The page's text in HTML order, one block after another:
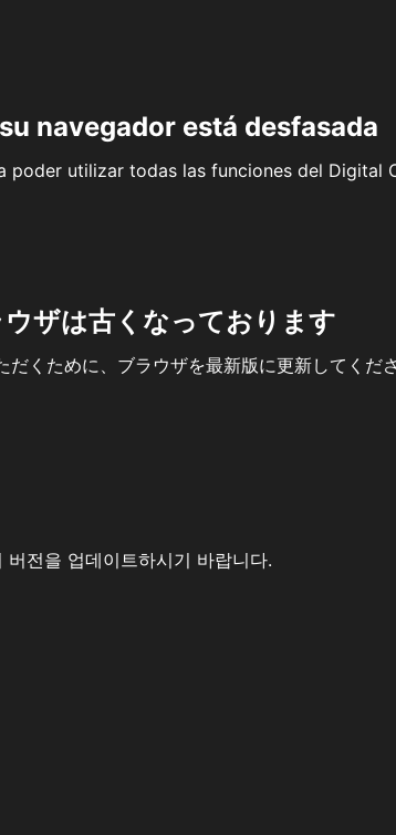
navegador está desfasada
poder utilizar todas las funciones del Digital
ザは古くなっております
くために、ブラウザを最新版に更新してくださ
전을 업데이트하시기 바랍니다.